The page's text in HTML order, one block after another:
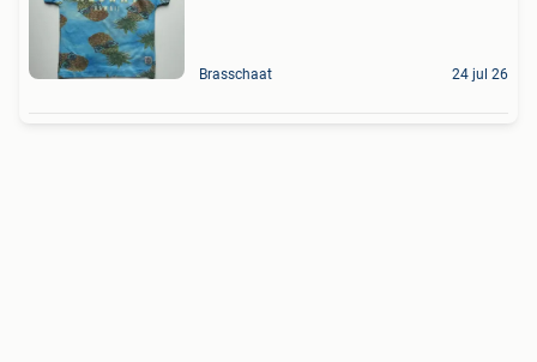
Brasschaat 24 jul 26